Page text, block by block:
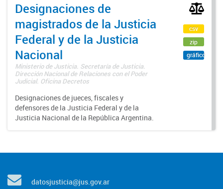
Designaciones de
magistrados de la Justicia
Federal y de la Justicia
Nacional
Ministerio de Justicia. Secretaría de Justicia.
Dirección Nacional de Relaciones con el Poder
Judicial. Oficina Decretos
Designaciones de jueces, fiscales y
defensores de la Justicia Federal y de la
Justicia Nacional de la República Argentina.
csv
zip
gráfico
datosjusticia@jus.gov.ar